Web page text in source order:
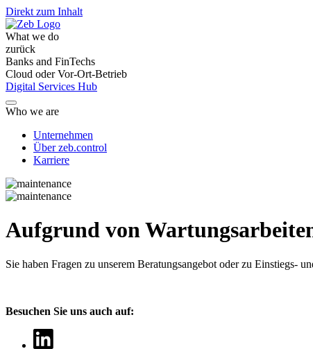
Direkt zum Inhalt
What we do
zurück
Banks and FinTechs
Cloud oder Vor-Ort-Betrieb
Digital Services Hub
Who we are
Unternehmen
Über zeb.control
Karriere
Aufgrund von
Sie haben Fragen zu unserem Beratungsangebot oder zu Einstiegs-
Besuchen Sie uns auch auf: